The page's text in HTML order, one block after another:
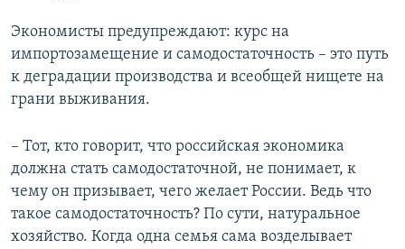
Экономисты предупреждают: курс на
импортозамещение и самодостаточность – это путь
к деградации производства и всеобщей нищете на
грани выживания.
– Тот, кто говорит, что российская экономика
должна стать самодостаточной, не понимает, к
чему он призывает, чего желает России. Ведь что
такое самодостаточность? По сути, натуральное
хозяйство. Когда одна семья сама возделывает